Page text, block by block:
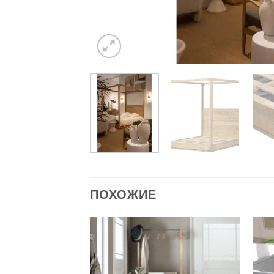
ПОХОЖИЕ